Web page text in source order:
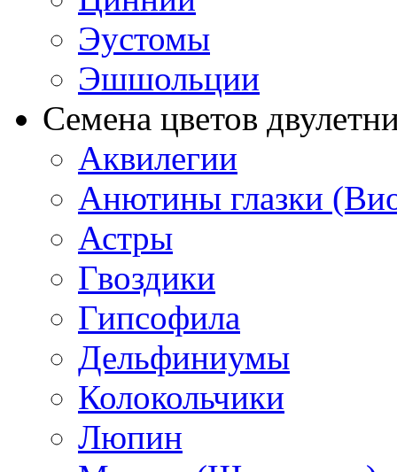
Эустомы
Эшшольции
Семена цветов
Аквилегии
Анютины глазки
Астры
Гвоздики
Гипсофила
Дельфиниумы
Колокольчики
Люпин